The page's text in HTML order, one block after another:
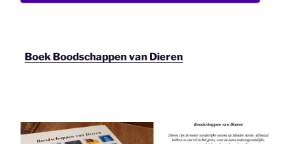
Boek Boodschappen van Dieren